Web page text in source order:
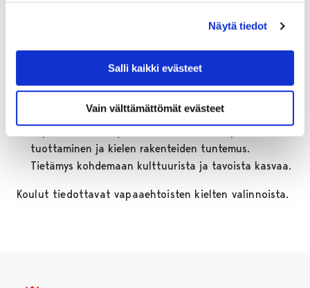
Näytä tiedot
Salli kaikki evästeet
Vain välttämättömät evästeet
Kielenopetuksen monipuoliset toiminnalliset
käyttämään kielitaitoaan heti alusta asti.
alueilla kehittyy ja samalla tavoitteet kasvavat.
Suullisen tuottamisen lisäksi opiskelussa painottuvat
tuottaminen ja kielen rakenteiden tuntemus.
Tietämys kohdemaan kulttuurista ja tavoista kasvaa.
Koulut tiedottavat vapaaehtoisten kielten valinnoista.